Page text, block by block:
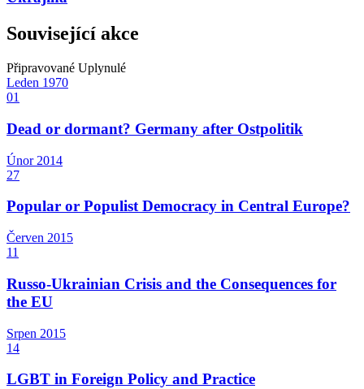
Související akce
Připravované Uplynulé
Leden 1970
01
Dead or dormant? Germany after Ostpolitik
Únor 2014
27
Popular or Populist Democracy in Central Europe?
Červen 2015
11
Russo-Ukrainian Crisis and the Consequences for
the EU
Srpen 2015
14
LGBT in Foreign Policy and Practice